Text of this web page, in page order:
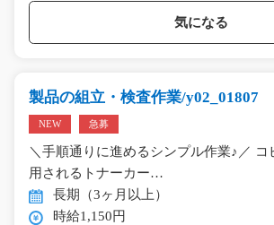
気になる
製品の組立・検査作業/y02_01807
NEW 急募
＼手順通りに進めるシンプル作業♪／ コ
用されるトナーカー…
長期（3ヶ月以上）
時給1,150円